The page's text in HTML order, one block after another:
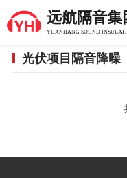
远航隔音集
YUANHANG SOUND
光伏项目隔音降噪